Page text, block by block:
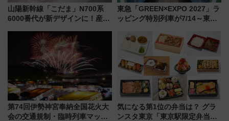
山陽新幹線「こだま」N700系
6000番代が新デザインに！産学
用は今冬から
東急「GREEN×EXPO 2027」ラ
ッピング特別列車が7/14～東
ー！ 注目の編成やデザインまと
第74回伊勢神宮奉納全国花火大
会の交通規制・臨時列車マッ
気になる第1位の弁当は？ グラ
ンスタ東京「東京駅限定弁当